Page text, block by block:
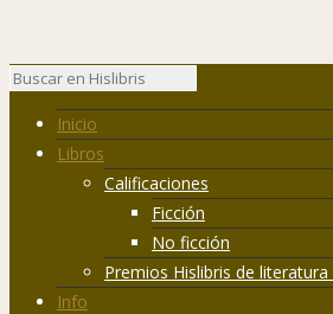
Inicio
Libros
Calificaciones
Ficción
No ficción
Premios Hislibris de
Info